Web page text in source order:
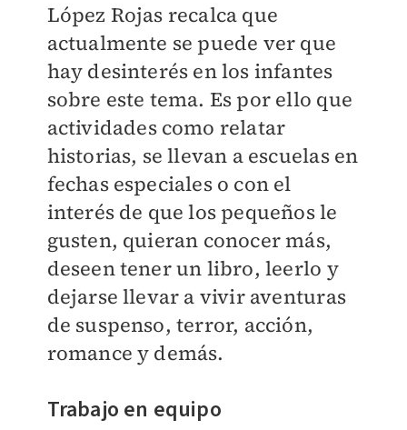
López Rojas recalca que
actualmente se puede ver que
hay desinterés en los infantes
sobre este tema. Es por ello que
actividades como relatar
historias, se llevan a escuelas en
fechas especiales o con el
interés de que los pequeños le
gusten, quieran conocer más,
deseen tener un libro, leerlo y
dejarse llevar a vivir aventuras
de suspenso, terror, acción,
romance y demás.
Trabajo en equipo